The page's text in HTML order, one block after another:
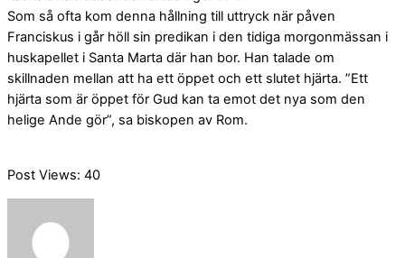
Som så ofta kom denna hållning till uttryck när påven
Franciskus i går höll sin predikan i den tidiga morgonmässan i
huskapellet i Santa Marta där han bor. Han talade om
skillnaden mellan att ha ett öppet och ett slutet hjärta. ”Ett
hjärta som är öppet för Gud kan ta emot det nya som den
helige Ande gör”, sa biskopen av Rom.
Post Views: 40